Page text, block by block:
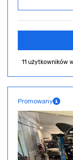
11 użytkowników
Promowany